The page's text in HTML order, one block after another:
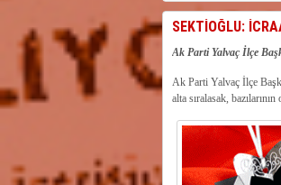
SEKTİOĞLU:
Ak Parti Yalvaç İlçe
Ak Parti Yalvaç İlçe
alta sıralasak,